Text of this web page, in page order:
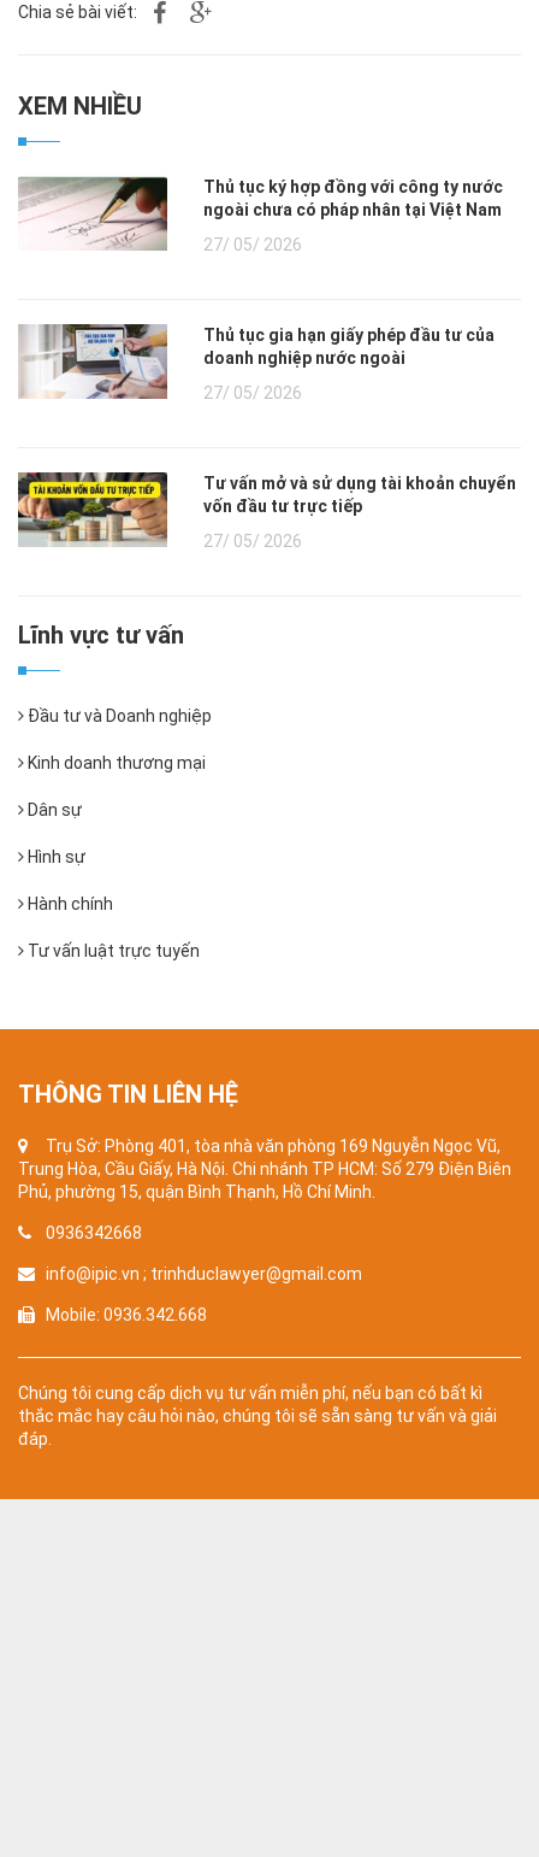
Chia sẻ bài viết:
XEM NHIỀU
Thủ tục ký hợp đồng với công ty nước
ngoài chưa có pháp nhân tại Việt Nam
27/ 05/ 2026
Thủ tục gia hạn giấy phép đầu tư của
doanh nghiệp nước ngoài
27/ 05/ 2026
Tư vấn mở và sử dụng tài khoản chuyển
vốn đầu tư trực tiếp
27/ 05/ 2026
Lĩnh vực tư vấn
Đầu tư và Doanh nghiệp
Kinh doanh thương mại
Dân sự
Hình sự
Hành chính
Tư vấn luật trực tuyến
THÔNG TIN LIÊN HỆ
Trụ Sở: Phòng 401, tòa nhà văn phòng 169 Nguyễn Ngọc Vũ,
Trung Hòa, Cầu Giấy, Hà Nội. Chi nhánh TP HCM: Số 279 Điện Biên
Phủ, phường 15, quận Bình Thạnh, Hồ Chí Minh.
0936342668
info@ipic.vn ; trinhduclawyer@gmail.com
Mobile: 0936.342.668
Chúng tôi cung cấp dịch vụ tư vấn miễn phí, nếu bạn có bất kì
thắc mắc hay câu hỏi nào, chúng tôi sẽ sẵn sàng tư vấn và giải
đáp.